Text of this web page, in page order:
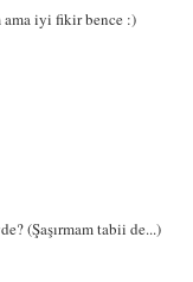
ama iyi fikir bence :)
(Şaşırmam tabii de...)